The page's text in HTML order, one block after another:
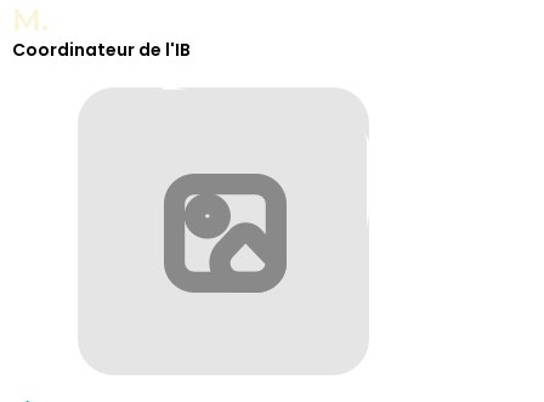
M.
Coordinateur de l'IB